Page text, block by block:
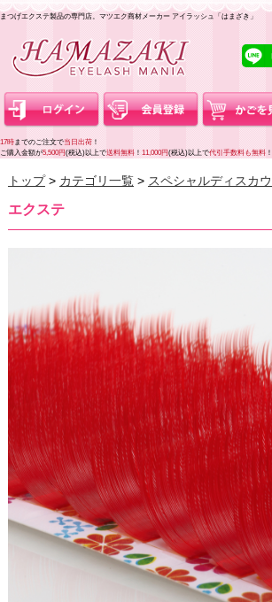
まつげエクステ製品の専門店。マツエク商材メーカー アイラッシュ「はまざき」
17時 までのご注文で当日出荷 ！
ご購入金額が5,500円(税込)以上で送料無料 ！ 11,000円(税込)以上で代引手数料も無料 ！
トップ カテゴリ一覧 スペシャルディスカ
エクステ